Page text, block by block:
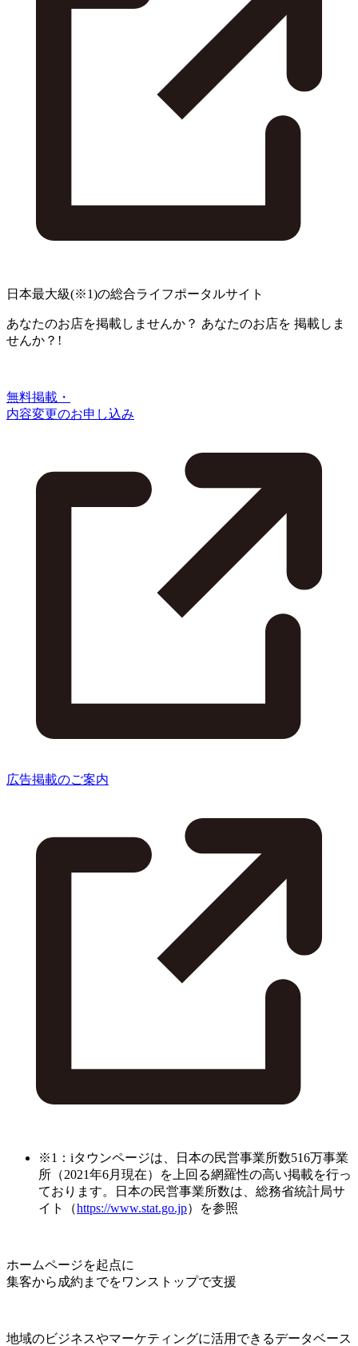
日本最大級(※1)の総合ライフポータルサイト
あなたのお店を掲載しませんか？ あなたのお店を 掲載しま
せんか？!
無料掲載・
内容変更のお申し込み
広告掲載のご案内
※1：iタウンページは、日本の民営事業所数516万事業
所（2021年6月現在）を上回る網羅性の高い掲載を行っ
ております。日本の民営事業所数は、総務省統計局サ
イト（https://www.stat.go.jp）を参照
ホームページを起点に
集客から成約までをワンストップで支援
地域のビジネスやマーケティングに活用できるデータベース